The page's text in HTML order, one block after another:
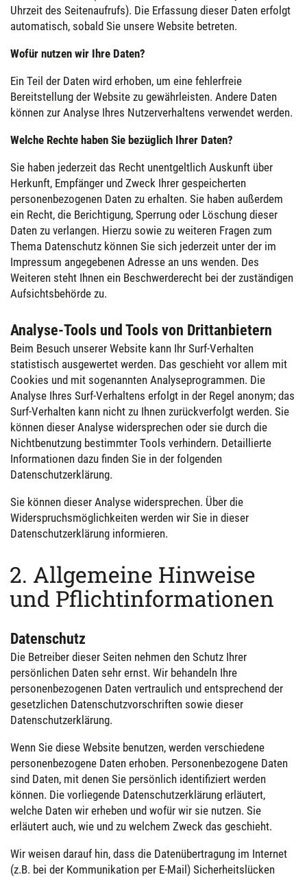
Uhrzeit des Seitenaufrufs). Die Erfassung dieser Daten erfolgt
automatisch, sobald Sie unsere Website betreten.
Wofür nutzen wir Ihre Daten?
Ein Teil der Daten wird erhoben, um eine fehlerfreie
Bereitstellung der Website zu gewährleisten. Andere Daten
können zur Analyse Ihres Nutzerverhaltens verwendet werden.
Welche Rechte haben Sie bezüglich Ihrer Daten?
Sie haben jederzeit das Recht unentgeltlich Auskunft über
Herkunft, Empfänger und Zweck Ihrer gespeicherten
personenbezogenen Daten zu erhalten. Sie haben außerdem
ein Recht, die Berichtigung, Sperrung oder Löschung dieser
Daten zu verlangen. Hierzu sowie zu weiteren Fragen zum
Thema Datenschutz können Sie sich jederzeit unter der im
Impressum angegebenen Adresse an uns wenden. Des
Weiteren steht Ihnen ein Beschwerderecht bei der zuständigen
Aufsichtsbehörde zu.
Analyse-Tools und Tools von Drittanbietern
Beim Besuch unserer Website kann Ihr Surf-Verhalten
statistisch ausgewertet werden. Das geschieht vor allem mit
Cookies und mit sogenannten Analyseprogrammen. Die
Analyse Ihres Surf-Verhaltens erfolgt in der Regel anonym; das
Surf-Verhalten kann nicht zu Ihnen zurückverfolgt werden. Sie
können dieser Analyse widersprechen oder sie durch die
Nichtbenutzung bestimmter Tools verhindern. Detaillierte
Informationen dazu finden Sie in der folgenden
Datenschutzerklärung.
Sie können dieser Analyse widersprechen. Über die
Widerspruchsmöglichkeiten werden wir Sie in dieser
Datenschutzerklärung informieren.
2. Allgemeine Hinweise
und Pflichtinformationen
Datenschutz
Die Betreiber dieser Seiten nehmen den Schutz Ihrer
persönlichen Daten sehr ernst. Wir behandeln Ihre
personenbezogenen Daten vertraulich und entsprechend der
gesetzlichen Datenschutzvorschriften sowie dieser
Datenschutzerklärung.
Wenn Sie diese Website benutzen, werden verschiedene
personenbezogene Daten erhoben. Personenbezogene Daten
sind Daten, mit denen Sie persönlich identifiziert werden
können. Die vorliegende Datenschutzerklärung erläutert,
welche Daten wir erheben und wofür wir sie nutzen. Sie
erläutert auch, wie und zu welchem Zweck das geschieht.
Wir weisen darauf hin, dass die Datenübertragung im Internet
(z.B. bei der Kommunikation per E-Mail) Sicherheitslücken